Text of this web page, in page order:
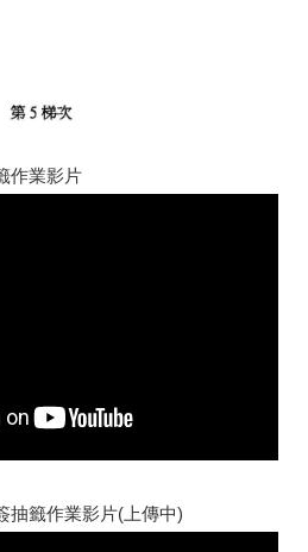
作業影片
抽籤作業影片(上傳中)